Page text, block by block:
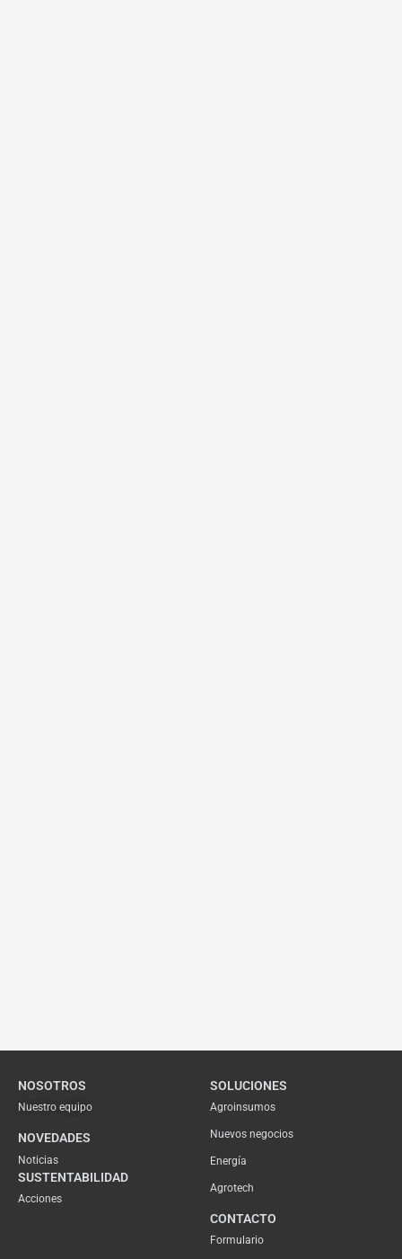
NOSOTROS
Nuestro equipo
NOVEDADES
Noticias
SUSTENTABILIDAD
Acciones
SOLUCIONES
Agroinsumos
Nuevos negocios
Energía
Agrotech
CONTACTO
Formulario